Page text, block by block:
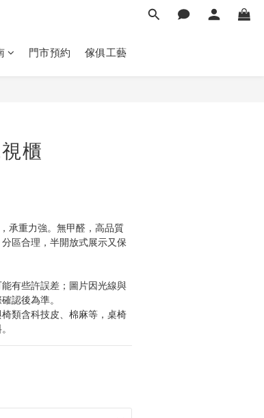
門市預約 傢俱工藝
櫃
承重力強。無甲醛，高品質
區合理，半開放式展示又保
有些許誤差；圖片因光線與
認後為準。
類含科技皮、棉麻等，桌椅